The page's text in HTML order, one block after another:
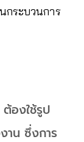
กระบวนการ
ต้องใช้รูป
าน ซึ่งการ